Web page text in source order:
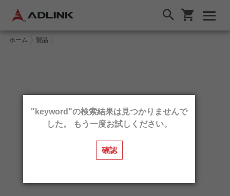
ホーム 製品
"keyword"の検索結果は見つかりませんで
した。 もう一度お試しください。
確認